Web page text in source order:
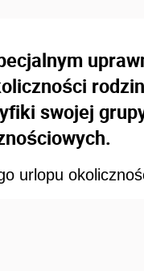
swojej
urlopu